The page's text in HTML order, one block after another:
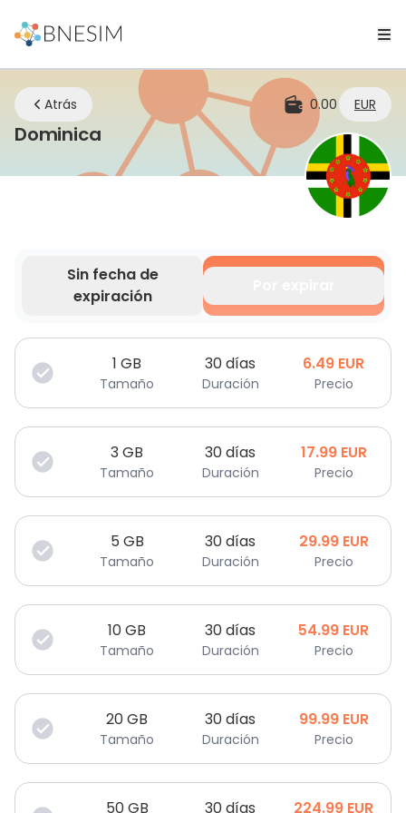
Atrás 0.00 EUR
DominicaeSIM | Mantente conectado
Sin fecha de
expiración
Tus datos son válidos por un tiempo limitado.
1 GB
Tamaño
30 días
Duración
6.49 EUR
Precio
3GB
Tamaño
30 días
Duración
17.99 EUR
Precio
5 GB
Tamaño
30 días
Duración
29.99 EUR
Precio
10GB
Tamaño
30 días
Duración
54.99 EUR
Precio
20GB
Tamaño
30 días
Duración
99.99 EUR
Precio
50GB 30 días 224.99 EUR